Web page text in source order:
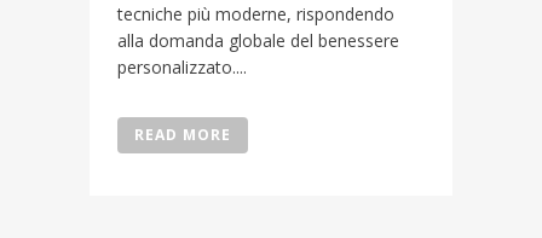
tecniche più moderne, rispondendo
alla domanda globale del benessere
personalizzato....
READ MORE